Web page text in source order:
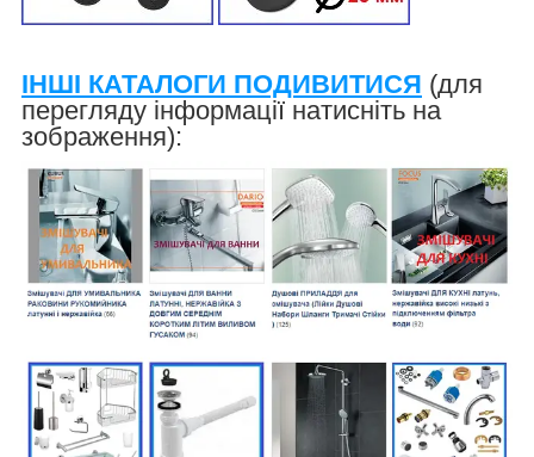
ІНШІ КАТАЛОГИ ПОДИВИТИСЯ (для
перегляду інформації натисніть на
зображення):